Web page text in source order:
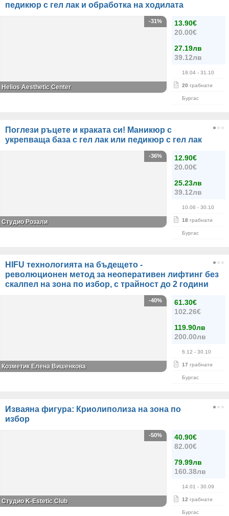
педикюр с гел лак и обработка на ходилата
13.90€
20.00€
27.19лв
39.12лв
18.04 - 31.10
20 грабнати
Бургас
-31%
Helios Aesthetic Center
Поглези ръцете и краката си! Маникюр с
укрепваща база с гел лак или педикюр с гел лак
12.90€
20.00€
25.23лв
39.12лв
10.06 - 30.10
18 грабнати
Бургас
-36%
Студио Розали
HIFU технологията на бъдещето -
революционен метод за неоперативен лифтинг без
скалпел на зона по избор, с трайност до 2 години
61.30€
102.26€
119.90лв
200.00лв
6.12 - 30.10
17 грабнати
Бургас
-40%
Козметик Елена Вишенкова
Изваяна фигура: Криолиполиза на зона по
избор
40.90€
82.00€
79.99лв
160.38лв
14.01 - 30.09
12 грабнати
Бургас
-50%
Студио K-Estetic Club